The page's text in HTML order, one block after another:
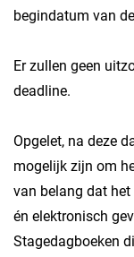
begindatum van
Er zullen geen
deadline.
Opgelet, na deze
mogelijk zijn om
van belang dat
én elektronisch
Stagedagboeken